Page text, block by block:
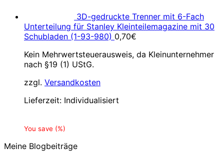
3D-gedruckte Trenner mit 6-Fach
Unterteilung für Stanley Kleinteilemagazine mit 30
Schubladen (1-93-980) 0,70€
Kein Mehrwertsteuerausweis, da Kleinunternehmer
nach §19 (1) UStG.
zzgl. Versandkosten
Lieferzeit: Individualisiert
You save (%)
Meine Blogbeiträge